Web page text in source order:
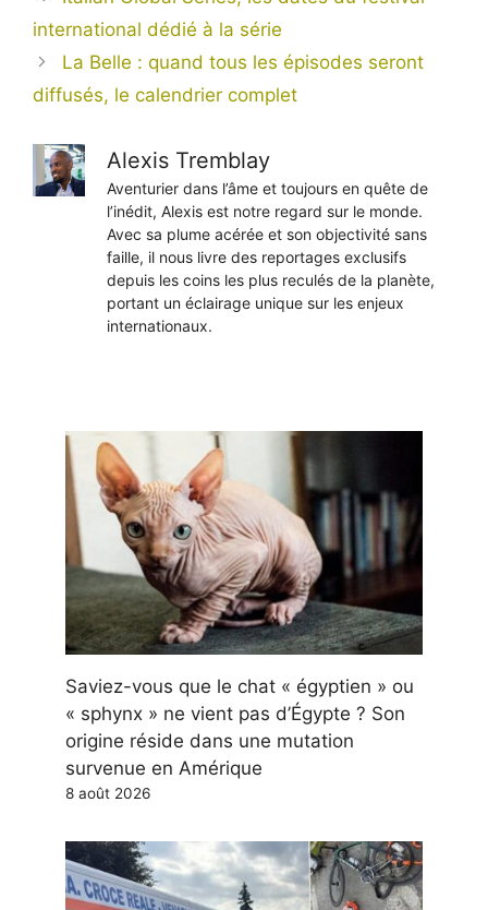
international dédié à la série
La Belle : quand tous les épisodes seront
diffusés, le calendrier complet
Alexis Tremblay
Aventurier dans l’âme et toujours en quête de
l’inédit, Alexis est notre regard sur le monde.
Avec sa plume acérée et son objectivité sans
faille, il nous livre des reportages exclusifs
depuis les coins les plus reculés de la planète,
portant un éclairage unique sur les enjeux
internationaux.
Saviez-vous que le chat « égyptien » ou
« sphynx » ne vient pas d’Égypte ? Son
origine réside dans une mutation
survenue en Amérique
8 août 2026